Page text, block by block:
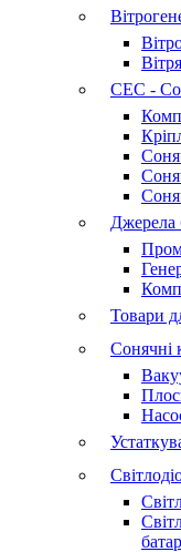
СЕС -
Джерела
Товари
Сонячні